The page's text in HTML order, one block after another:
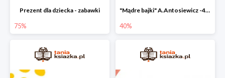
Prezent dla dziecka - zabawki
75%
"Mądre bajki" A.Antosiewicz -40%
40%